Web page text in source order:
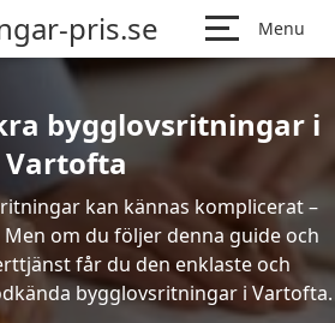
pris.se Menu
bygglovsritningar i
Vartofta
kan kännas komplicerat –
om du följer denna guide och
får du den enklaste och
bygglovsritningar i Vartofta.